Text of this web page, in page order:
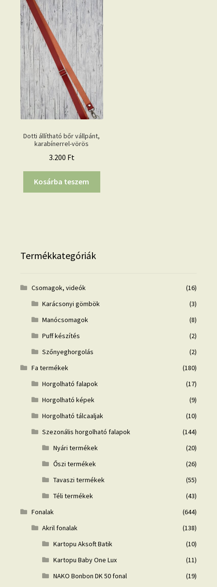
Dotti állítható bőr vállpánt,
karabínerrel-vörös
3.200 Ft
Kosárba teszem
Termékkategóriák
Csomagok, videók
(16)
Karácsonyi gömbök
(3)
Manócsomagok
(8)
Puff készítés
(2)
Szőnyeghorgolás
(2)
Fa termékek
(180)
Horgolható falapok
(17)
Horgolható képek
(9)
Horgolható tálcaaljak
(10)
Szezonális horgolható falapok
(144)
Nyári termékek
(20)
Őszi termékek
(26)
Tavaszi termékek
(55)
Téli termékek
(43)
Fonalak
(644)
Akril fonalak
(138)
Kartopu Aksoft Batik
(10)
Kartopu Baby One Lux
(11)
NAKO Bonbon DK 50 fonal
(19)